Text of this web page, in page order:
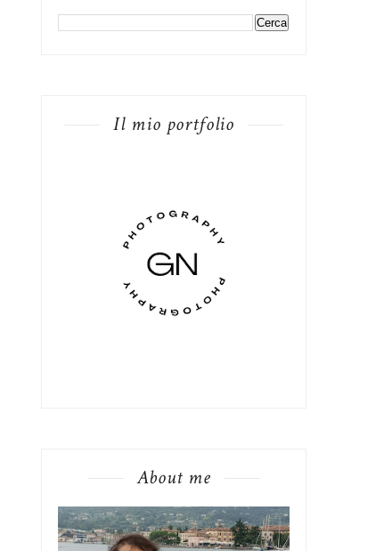
Il mio portfolio
About me